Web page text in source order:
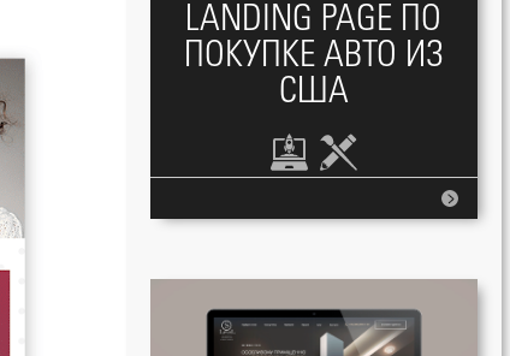
LANDING PAGE ПО
ПОКУПКЕ АВТО ИЗ
США